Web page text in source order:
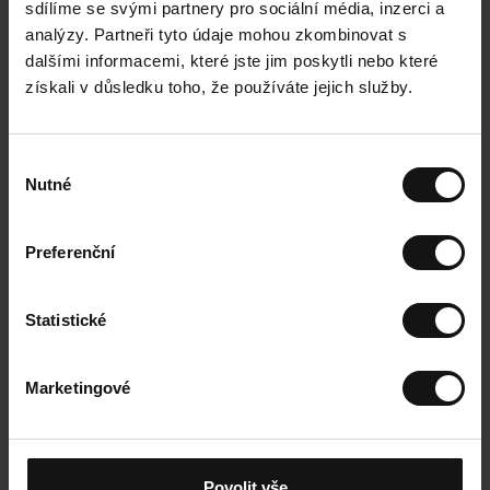
sdílíme se svými partnery pro sociální média, inzerci a
analýzy. Partneři tyto údaje mohou zkombinovat s
dalšími informacemi, které jste jim poskytli nebo které
získali v důsledku toho, že používáte jejich služby.
Nutné
Preferenční
Statistické
Marketingové
Telefonicky: 228 887 267
Všimli jste si problémů s přístupností?
Pokud si všimnete problémů, které nejsou uvedeny výše,
dejte nám prosím vědět, abychom mohli zlepšit přístupnost.
Chcete kontaktovat dozorový orgán?
Ministerstvo vnitra má dohled nad digitální přístupností
Pokud nejste spokojeni s naší odpovědí, můžete